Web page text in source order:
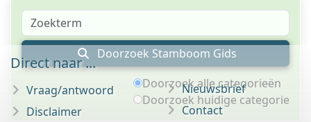
Doorzoek Stamboom Gids
Doorzoek alle categorieën
Doorzoek huidige categorie
Direct naar ...
Vraag/antwoord
Disclaimer
Nieuwsbrief
Contact